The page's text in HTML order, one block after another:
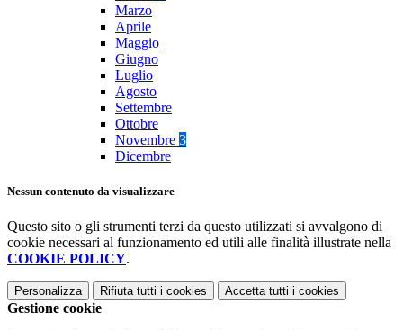
Marzo
Aprile
Maggio
Giugno
Luglio
Agosto
Settembre
Ottobre
Novembre 3
Dicembre
Nessun contenuto da visualizzare
Questo sito o gli strumenti terzi da questo utilizzati si avvalgono di
cookie necessari al funzionamento ed utili alle finalità illustrate nella
COOKIE POLICY.
Personalizza Rifiuta tutti i cookies Accetta tutti i cookies
Gestione cookie